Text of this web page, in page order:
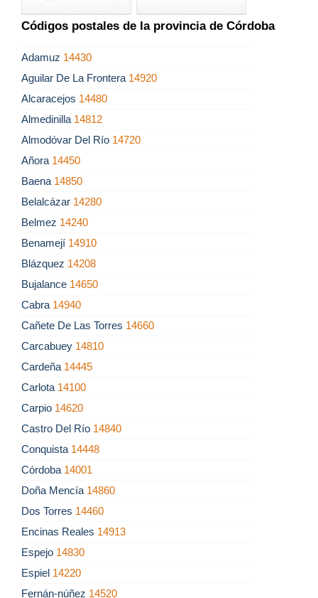
Códigos postales de la provincia de Córdoba
Adamuz 14430
Aguilar De La Frontera 14920
Alcaracejos 14480
Almedinilla 14812
Almodóvar Del Río 14720
Añora 14450
Baena 14850
Belalcázar 14280
Belmez 14240
Benamejí 14910
Blázquez 14208
Bujalance 14650
Cabra 14940
Cañete De Las Torres 14660
Carcabuey 14810
Cardeña 14445
Carlota 14100
Carpio 14620
Castro Del Río 14840
Conquista 14448
Córdoba 14001
Doña Mencía 14860
Dos Torres 14460
Encinas Reales 14913
Espejo 14830
Espiel 14220
Fernán-núñez 14520